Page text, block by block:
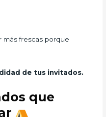
más frescas porque
de tus invitados.
que